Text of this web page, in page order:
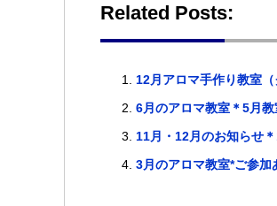
Related Posts:
12月アロマ手作り教室（
6月のアロマ教室＊5月
11月・12月のお知らせ
3月のアロマ教室*ご参加